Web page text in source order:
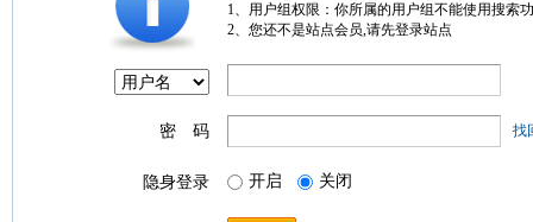
1、用户组权限：你所属的用户组不能使用搜索
2、您还不是站点会员,请先登录站点
密 码 找
隐身登录 开启 关闭